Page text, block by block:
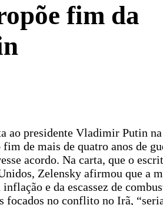
fim da
ao presidente Vladimir Putin
de mais de quatro anos de
acordo. Na carta, que o
Zelensky afirmou que a
e da escassez de
focados no conflito no Irã,